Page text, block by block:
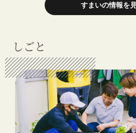
すまいの情報を
しごと